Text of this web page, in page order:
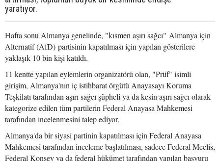
yaratıyor.
Hafta sonu Almanya genelinde, "kısmen aşırı sağcı" Almanya için
Alternatif (AfD) partisinin kapatılması için yapılan gösterilere
yaklaşık 10 bin kişi katıldı.
11 kentte yapılan eylemlerin organizatörü olan, "Prüf" isimli
girişim, Almanya'nın iç istihbarat örgütü Anayasayı Koruma
Teşkilatı tarafından aşırı sağcı şüpheli ya da kesin aşırı sağcı olarak
kategorize edilen tüm partilerin Federal Anayasa Mahkemesi
tarafından incelenmesini talep ediyor.
Almanya'da bir siyasi partinin kapatılması için Federal Anayasa
Mahkemesi tarafından inceleme başlatılması, sadece Federal Meclis,
Federal Konsey ya da federal hükümet tarafından yapılan başvuru